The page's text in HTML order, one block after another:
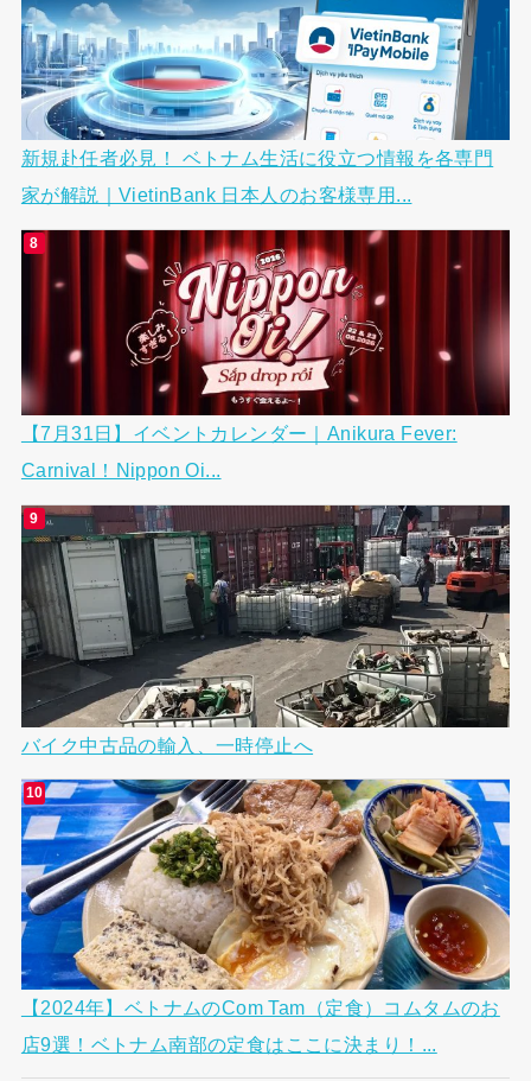
新規赴任者必見！ ベトナム生活に役立つ情報を各専門
家が解説｜VietinBank 日本人のお客様専用...
【7月31日】イベントカレンダー｜Anikura Fever:
Carnival！Nippon Oi...
バイク中古品の輸入、一時停止へ
【2024年】ベトナムのCom Tam（定食）コムタムのお
店9選！ベトナム南部の定食はここに決まり！...